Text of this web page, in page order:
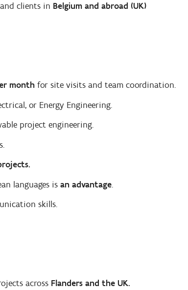
clients in Belgium and abroad (UK)
monthfor site visits and team coordination.
or Energy Engineering.
project engineering.
languages is an advantage.
skills.
across Flanders and the UK.